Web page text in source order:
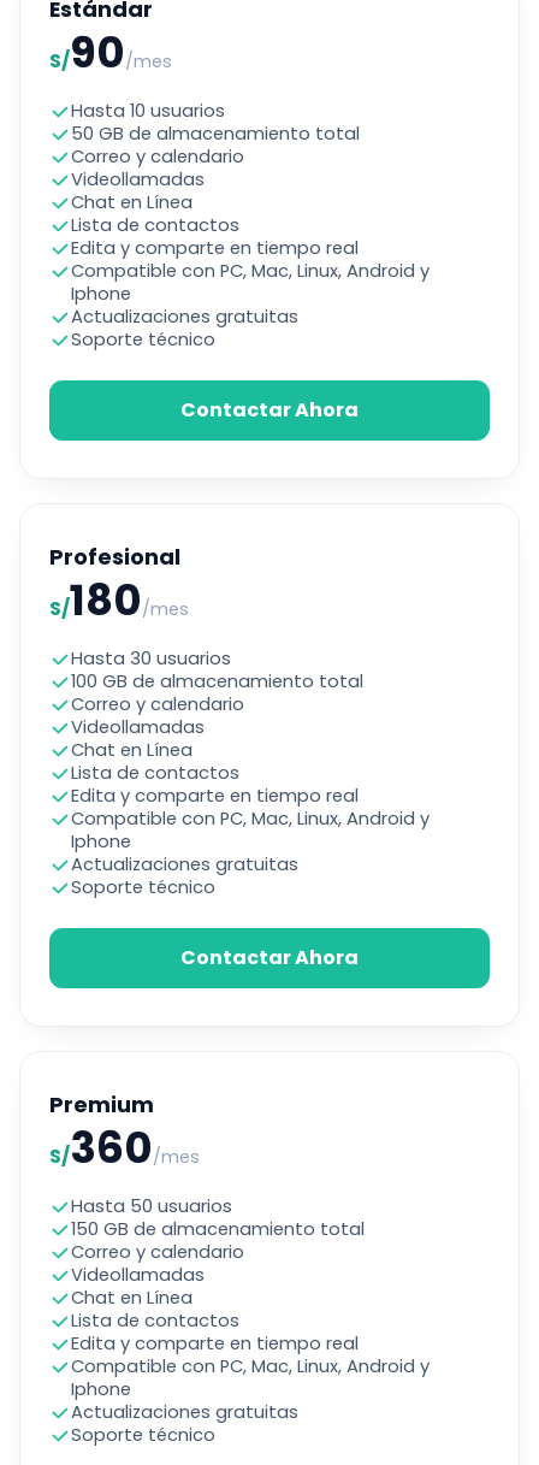
Estándar
S/90/mes
Hasta 10 usuarios
50 GB de almacenamiento total
Correo y calendario
Videollamadas
Chat en Línea
Lista de contactos
Edita y comparte en tiempo real
Compatible con PC, Mac, Linux, Android y
Iphone
Actualizaciones gratuitas
Soporte técnico
Contactar Ahora
Profesional
S/180/mes
Hasta 30 usuarios
100 GB de almacenamiento total
Correo y calendario
Videollamadas
Chat en Línea
Lista de contactos
Edita y comparte en tiempo real
Compatible con PC, Mac, Linux, Android y
Iphone
Actualizaciones gratuitas
Soporte técnico
Contactar Ahora
Premium
S/360/mes
Hasta 50 usuarios
150 GB de almacenamiento total
Correo y calendario
Videollamadas
Chat en Línea
Lista de contactos
Edita y comparte en tiempo real
Compatible con PC, Mac, Linux, Android y
Iphone
Actualizaciones gratuitas
Soporte técnico